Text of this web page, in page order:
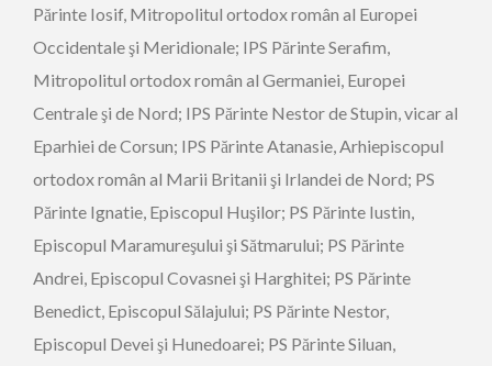
Părinte Iosif, Mitropolitul ortodox român al Europei
Occidentale şi Meridionale; IPS Părinte Serafim,
Mitropolitul ortodox român al Germaniei, Europei
Centrale şi de Nord; IPS Părinte Nestor de Stupin, vicar al
Eparhiei de Corsun; IPS Părinte Atanasie, Arhiepiscopul
ortodox român al Marii Britanii şi Irlandei de Nord; PS
Părinte Ignatie, Episcopul Huşilor; PS Părinte Iustin,
Episcopul Maramureşului şi Sătmarului; PS Părinte
Andrei, Episcopul Covasnei şi Harghitei; PS Părinte
Benedict, Episcopul Sălajului; PS Părinte Nestor,
Episcopul Devei şi Hunedoarei; PS Părinte Siluan,